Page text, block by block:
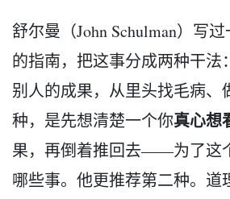
舒尔曼（John Schulman）写
的指南，把这事分成两种干法
别人的成果，从里头找毛病、
种，是先想清楚一个你真心想
果，再倒着推回去——为了这
哪些事。他更推荐第二种。道